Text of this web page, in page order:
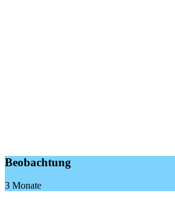
Beobachtung
3 Monate